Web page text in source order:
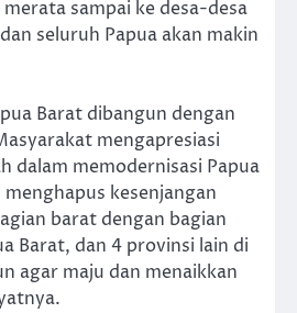
sampai ke desa-desa
seluruh Papua akan makin
Barat dibangun dengan
mengapresiasi
dalam memodernisasi Papua
kesenjangan
barat dengan bagian
Barat, dan 4 provinsi lain di
agar maju dan menaikkan